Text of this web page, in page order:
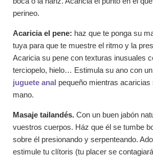
perineo.
Acaricia el pene: haz que te ponga su
tuya para que te muestre el ritmo y la
Acaricia su pene con texturas inusuales
terciopelo, hielo… Estimula su ano con
juguete anal pequeño mientras
mano.
Masaje tailandés. Con un buen jabón
vuestros cuerpos. Ház que él se tumbe
sobre él presionando y serpenteando.
estimule tu clítoris (tu placer se